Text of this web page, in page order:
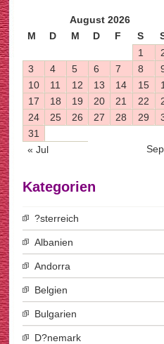
August 2026
M
D M D F S
« Jul
1
3
4 5 6 7 8
10
11 12 13 14 15
17
18 19 20 21 22
24
25 26 27 28 29
31
Kategorien
?sterreich
Albanien
Andorra
Belgien
Bulgarien
D?nemark